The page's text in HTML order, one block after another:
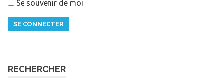
Se souvenir de moi
SE CONNECTER
RECHERCHER